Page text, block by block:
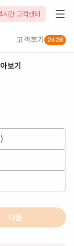
시간 고객센터
고객후기 2428
보기
다음